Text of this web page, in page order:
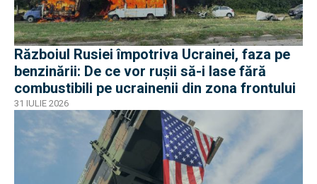
Războiul Rusiei împotriva Ucrainei, faza pe
benzinării: De ce vor rușii să-i lase fără
combustibili pe ucrainenii din zona frontului
31 IULIE 2026